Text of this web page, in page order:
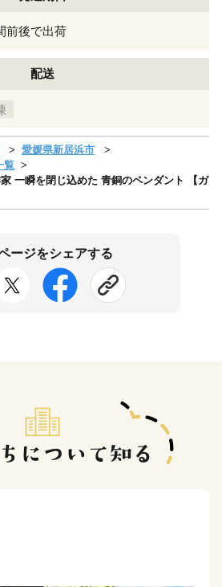
前後で出荷
配送
愛媛県新居浜市
覧
一瞬を閉じ込めた 青銅のペンダント 【ガ
ージをシェアする